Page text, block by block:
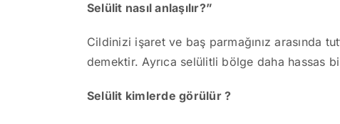
Selülit nasıl anlaşılır?”
Cildinizi işaret ve baş parmağınız arasında
demektir. Ayrıca selülitli bölge daha hassas
Selülit kimlerde görülür ?